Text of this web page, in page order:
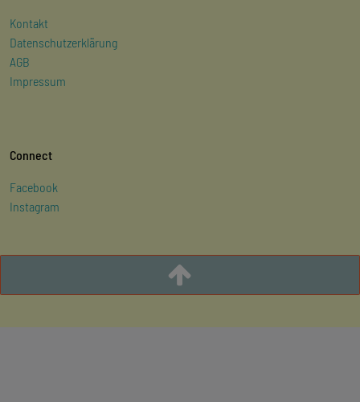
Kontakt
Datenschutzerklärung
AGB
Impressum
Connect
Facebook
Instagram